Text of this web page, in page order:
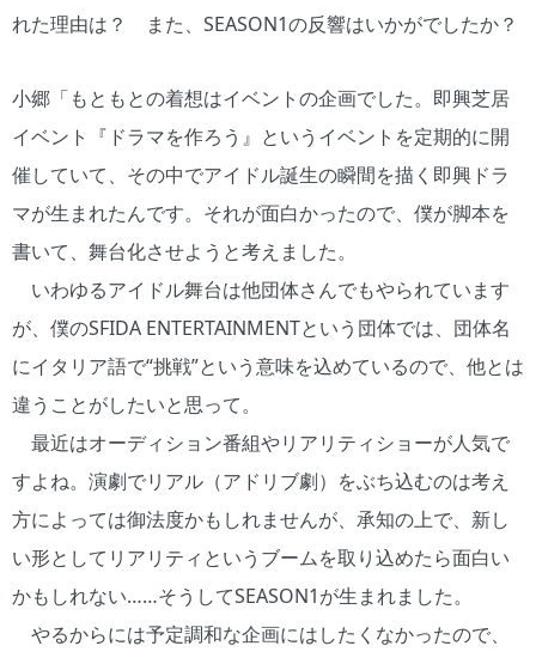
れた理由は？ また、SEASON1の反響はいかがでしたか？
小郷「もともとの着想はイベントの企画でした。即興芝居
イベント『ドラマを作ろう』というイベントを定期的に開
催していて、その中でアイドル誕生の瞬間を描く即興ドラ
マが生まれたんです。それが面白かったので、僕が脚本を
書いて、舞台化させようと考えました。
いわゆるアイドル舞台は他団体さんでもやられています
が、僕のSFIDA ENTERTAINMENTという団体では、団体名
にイタリア語で“挑戦”という意味を込めているので、他とは
違うことがしたいと思って。
最近はオーディション番組やリアリティショーが人気で
すよね。演劇でリアル（アドリブ劇）をぶち込むのは考え
方によっては御法度かもしれませんが、承知の上で、新し
い形としてリアリティというブームを取り込めたら面白い
かもしれない……そうしてSEASON1が生まれました。
やるからには予定調和な企画にはしたくなかったので、